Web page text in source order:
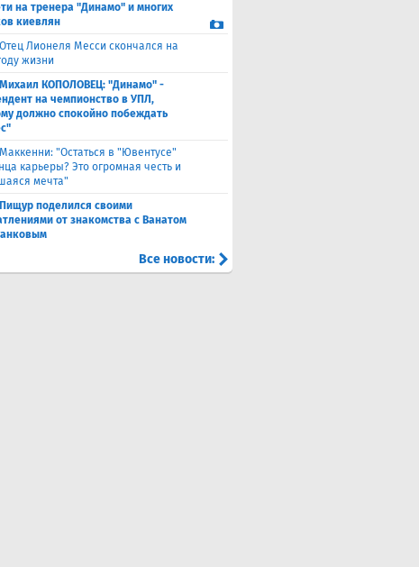
на тренера "Динамо" и многих
киевлян
Отец Лионеля Месси скончался на
жизни
Михаил КОПОЛОВЕЦ: "Динамо" -
на чемпионство в УПЛ,
должно спокойно побеждать
Маккенни: "Остаться в "Ювентусе"
карьеры? Это огромная честь и
мечта"
Пищур поделился своими
от знакомства с Ванатом
Все новости: